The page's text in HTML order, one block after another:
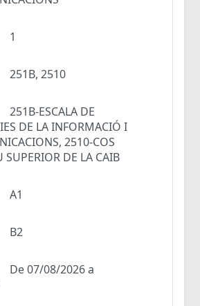
1
251B, 2510
251B-ESCALA DE
DE LA INFORMACIÓ I
2510-COS
SUPERIOR DE LA CAIB
A1
B2
De 07/08/2026 a